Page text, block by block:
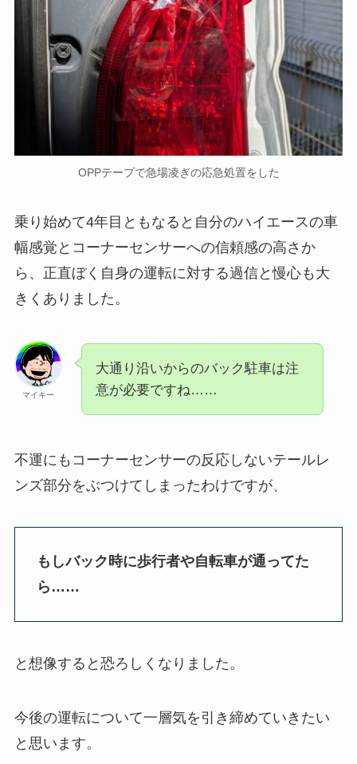
OPPテープで急場凌ぎの応急処置をした
乗り始めて4年目ともなると自分のハイエースの車
幅感覚とコーナーセンサーへの信頼感の高さか
ら、正直ぼく自身の運転に対する過信と慢心も大
きくありました。
マイキー
大通り沿いからのバック駐車は注
意が必要ですね……
不運にもコーナーセンサーの反応しないテールレ
ンズ部分をぶつけてしまったわけですが、
もしバック時に歩行者や自転車が通ってた
ら……
と想像すると恐ろしくなりました。
今後の運転について一層気を引き締めていきたい
と思います。